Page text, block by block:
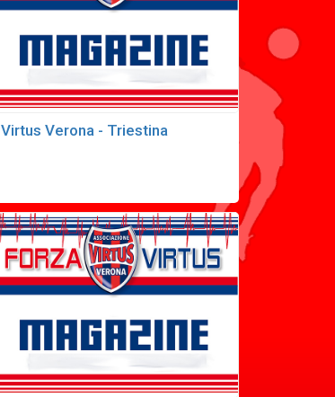
Virtus Verona - Triestina